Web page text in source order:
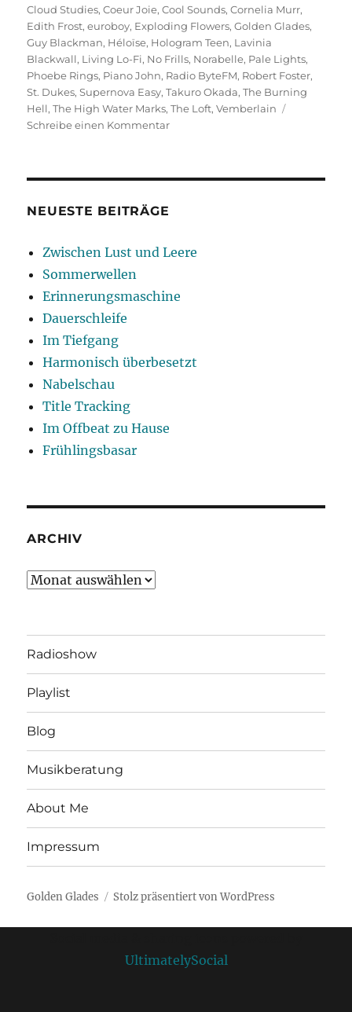
am
Cloud Studies,Coeur Joie,Cool Sounds,Cornelia Murr,
Edith Frost,euroboy, Exploding Flowers,Golden Glades,
Guy Blackman, Héloïse, Hologram Teen, Lavinia
Blackwall, Living Lo-Fi, No Frills, Norabelle, Pale Lights,
Phoebe Rings, Piano John, Radio ByteFM, Robert Foster,
St. Dukes,Supernova Easy,Takuro Okada,The Burning
Hell,The High Water Marks,The Loft,Vemberlain
Schreibe einen Kommentarzu
NEUESTE BEITRÄGE
Zwischen Lust und Leere
Sommerwellen
Erinnerungsmaschine
Dauerschleife
Im Tiefgang
Harmonisch überbesetzt
Nabelschau
Title Tracking
Im Offbeat zu Hause
Frühlingsbasar
ARCHIV
Archiv
Radioshow
Playlist
Blog
Musikberatung
About Me
Impressum
Golden Glades Stolz präsentiert von WordPress
UltimatelySocial